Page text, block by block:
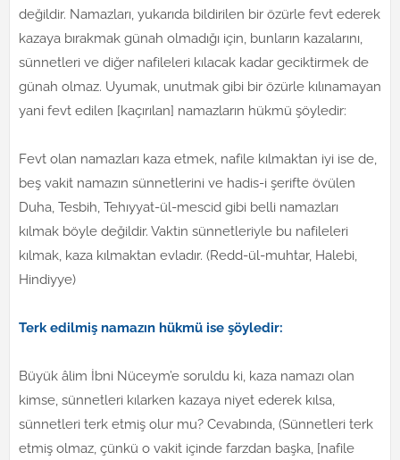
değildir. Namazları, yukarıda bildirilen bir özürle fevt ederek
kazaya bırakmak günah olmadığı için, bunların kazalarını,
sünnetleri ve diğer nafileleri kılacak kadar geciktirmek de
günah olmaz. Uyumak, unutmak gibi bir özürle kılınamayan
yani fevt edilen [kaçırılan] namazların hükmü şöyledir:
Fevt olan namazları kaza etmek, nafile kılmaktan iyi ise de,
beş vakit namazın sünnetlerini ve hadis-i şerifte övülen
Duha, Tesbih, Tehıyyat-ül-mescid gibi belli namazları
kılmak böyle değildir. Vaktin sünnetleriyle bu nafileleri
kılmak, kaza kılmaktan evladır. (Redd-ül-muhtar, Halebi,
Hindiyye)
Terk edilmiş namazın hükmü ise şöyledir:
Büyük âlim İbni Nüceym’e soruldu ki, kaza namazı olan
kimse, sünnetleri kılarken kazaya niyet ederek kılsa,
sünnetleri terk etmiş olur mu? Cevabında, (Sünnetleri terk
etmiş olmaz, çünkü o vakit içinde farzdan başka, [nafile